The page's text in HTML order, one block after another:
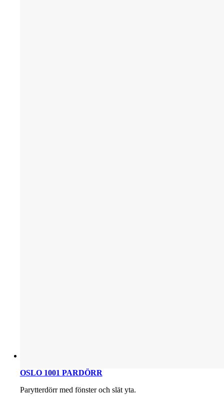
OSLO 1001 PARDÖRR
Parytterdörr med fönster och slät yta.